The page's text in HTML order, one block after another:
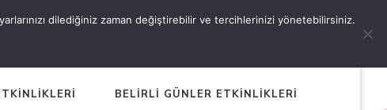
BELİRLİ GÜNLER ETKİNLİKLERİ
dilediğiniz zaman değiştirebilir ve tercihlerinizi yönetebilirsiniz.